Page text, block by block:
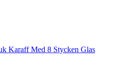
Karaff Med 8 Stycken Glas